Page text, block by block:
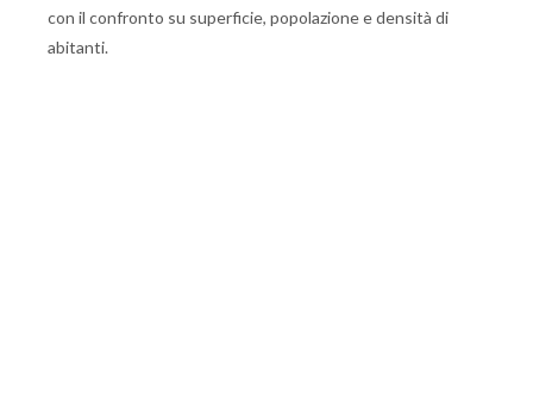
con il confronto su superficie, popolazione e densità di
abitanti.